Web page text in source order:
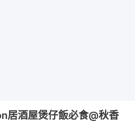
居酒屋煲仔飯必食@秋香